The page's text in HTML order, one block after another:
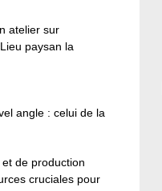
atelier sur
paysan la
angle : celui de la
de production
cruciales pour